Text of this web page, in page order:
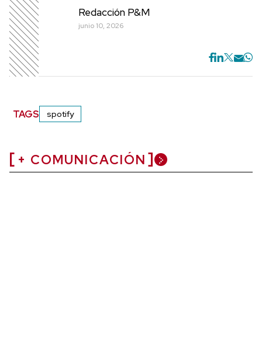
Redacción P&M
junio 10, 2026
TAGS spotify
+ COMUNICACIÓN